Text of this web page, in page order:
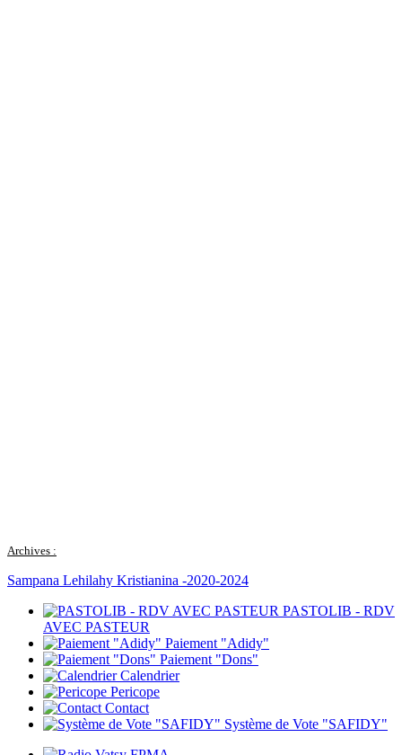
Archives :
Sampana Lehilahy Kristianina -2020-2024
PASTOLIB - RDV
AVEC PASTEUR
Paiement "Adidy"
Paiement "Dons"
Calendrier
Pericope
Contact
Système de Vote "SAFIDY"